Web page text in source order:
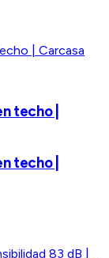
techo |
techo |